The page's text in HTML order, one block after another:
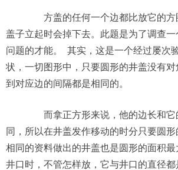
方盖的任何一个边都比放它的方
盖子立起时会掉下去。此题是为了调查
问题的才能。 其实，这是一个经过屡次
状，一切图形中，只要圆形的井盖没有
到对应边的间隔都是相同的。
而拿正方形来说，他的边长和它
同，所以在井盖发作移动的时分只要圆形
相同的资料做出的井盖也是圆形的面积最
井口时，不管怎样放，它与井口的直径